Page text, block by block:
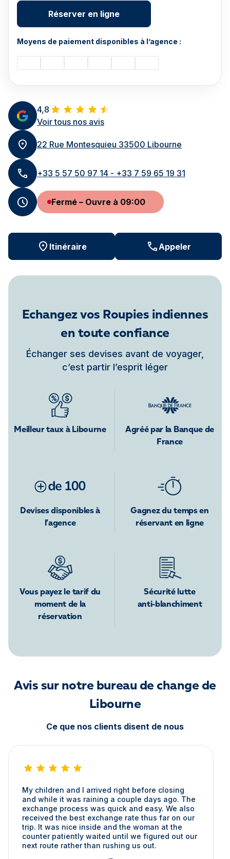
4,8
Voir tous nos avis
22 Rue Montesquieu 33500 Libourne
+33 5 57 50 97 14 - +33 7 59 65 19 31
Fermé – Ouvre à 09:00
Itinéraire Appeler
Réserver en ligne
Moyens de paiement disponibles à l’agence :
Echangez vos Roupies indiennes
en toute confiance
Échanger ses devises avant de voyager,
c’est partir l’esprit léger
Meilleur taux à Libourne
Agréé par la Banque de
France
Devises disponibles à
l’agence
Gagnez du temps en
réservant en ligne
Vous payez le tarif du
moment de la
réservation
Sécurité lutte
anti-blanchiment
Avis sur notre bureau de change de
Libourne
Ce que nos clients disent de nous
My children and I arrived right before closing
and while it was raining a couple days ago. The
exchange process was quick and easy. We also
received the best exchange rate thus far on our
trip. It was nice inside and the woman at the
counter patiently waited until we figured out our
next route rather than rushing us out.